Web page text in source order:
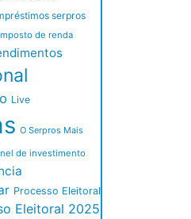
serpros
de renda
Live
O Serpros Mais
de investimento
Processo Eleitoral
Eleitoral 2025